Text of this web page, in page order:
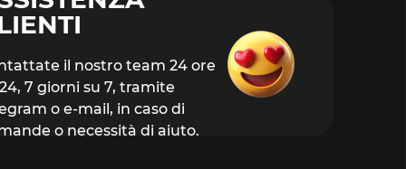
il nostro team 24 ore
7 giorni su 7, tramite
o e-mail, in caso di
o necessità di aiuto.